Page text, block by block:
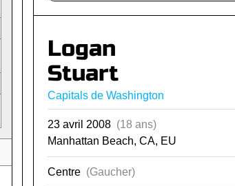
Logan
Stuart
Capitals de Washington
23 avril 2008 (18 ans)
Manhattan Beach, CA, EU
Centre (Gaucher)